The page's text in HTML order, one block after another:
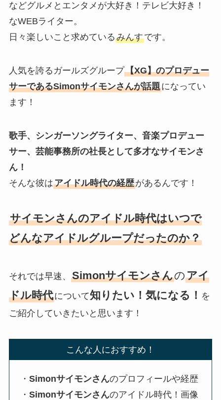
などグルメとエンタメが大好き！テレビ大好き！
なWEBライター。
日々楽しいこと求めているみんすです。
人気を誇るガールズグループ【XG】のプロデュー
サーであるSimonサイモンさんが話題になってい
ます！
歌手、シンガーソングライター、音楽プロデュー
サー、芸能事務所の社長として多才なサイモンさ
ん！
そんな彼はアイドル時代の経歴があるんです！
サイモンさんのアイドル時代はいつで
どんなアイドルグループだったのか？
それでは早速、 Simonサイモンさんのアイ
ドル時代について知りたい！気になる！ を
ご紹介していきたいと思います！
こんな人におすすめ！
・Simonサイモンさんのプロフィールや経歴
・Simonサイモンさんのアイドル時代！画像